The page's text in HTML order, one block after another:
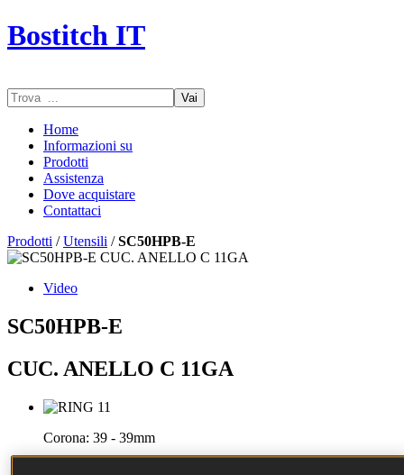
Bostitch IT
Vai
Home
Informazioni su
Prodotti
Assistenza
Dove acquistare
Contattaci
Prodotti /Utensili /SC50HPB-E
Video
SC50HPB-E
CUC. ANELLO C 11GA
Corona: 39 - 39mm